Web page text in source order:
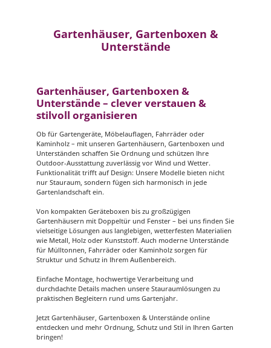
Gartenhäuser, Gartenboxen &
Unterstände
Gartenhäuser, Gartenboxen &
Unterstände – clever verstauen &
stilvoll organisieren
Ob für Gartengeräte, Möbelauflagen, Fahrräder oder
Kaminholz – mit unseren Gartenhäusern, Gartenboxen und
Unterständen schaffen Sie Ordnung und schützen Ihre
Outdoor-Ausstattung zuverlässig vor Wind und Wetter.
Funktionalität trifft auf Design: Unsere Modelle bieten nicht
nur Stauraum, sondern fügen sich harmonisch in jede
Gartenlandschaft ein.
Von kompakten Geräteboxen bis zu großzügigen
Gartenhäusern mit Doppeltür und Fenster – bei uns finden Sie
vielseitige Lösungen aus langlebigen, wetterfesten Materialien
wie Metall, Holz oder Kunststoff. Auch moderne Unterstände
für Mülltonnen, Fahrräder oder Kaminholz sorgen für
Struktur und Schutz in Ihrem Außenbereich.
Einfache Montage, hochwertige Verarbeitung und
durchdachte Details machen unsere Stauraumlösungen zu
praktischen Begleitern rund ums Gartenjahr.
Jetzt Gartenhäuser, Gartenboxen & Unterstände online
entdecken und mehr Ordnung, Schutz und Stil in Ihren Garten
bringen!